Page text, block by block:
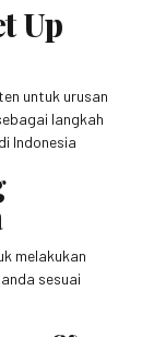
Up
untuk urusan
langkah
Indonesia
melakukan
sesuai